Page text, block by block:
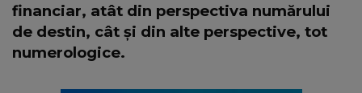
financiar, atât din perspectiva numărului
de destin, cât și din alte perspective, tot
numerologice.